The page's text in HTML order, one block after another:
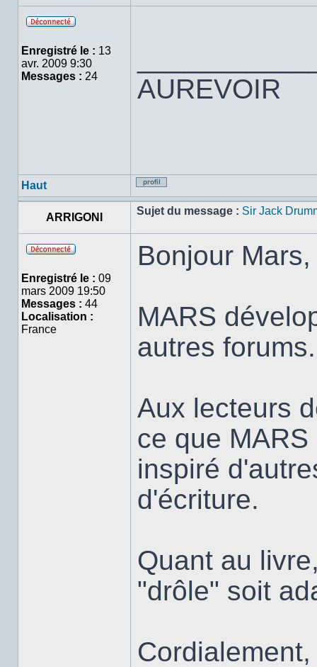
ligne
Enregistré le : 13
avr. 2009 9:30
Messages : 24
AUREVOIR
Haut
Profil
ARRIGONI
Sujet du message : Sir Jack
ligne
Enregistré le : 09
mars 2009 19:50
Messages : 44
Localisation :
France
Bonjour
MARS
autres forums.
Aux lecteurs
ce que
inspiré
d'écriture.
Quant au
"drôle" soit
Cordialement,